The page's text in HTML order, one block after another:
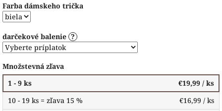
Farba dámskeho trička
darčekové balenie ?
Množstevná zľava
1 - 9 ks
€19,99 / ks
10 - 19 ks = zľava 15 %
€16,99 / ks